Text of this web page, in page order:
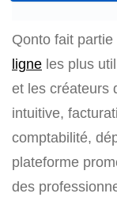
Qonto fait partie
ligne les plus
et les créateurs
intuitive,
comptabilité,
plateforme
des